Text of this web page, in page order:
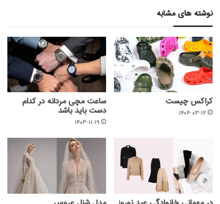
نوشته های مشابه
کراکس چیست
۱۴۰۴-۰۳-۱۲
ساعت مچی مردانه در کدام
دست باید باشد
۱۴۰۳-۱۱-۱۹